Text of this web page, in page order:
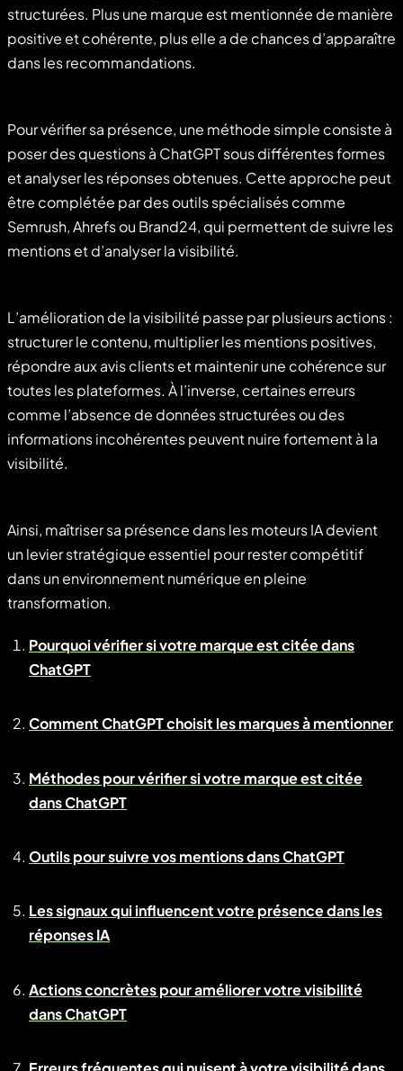
structurées. Plus une marque est mentionnée de manière
positive et cohérente, plus elle a de chances d’apparaître
dans les recommandations.
Pour vérifier sa présence, une méthode simple consiste à
poser des questions à ChatGPT sous différentes formes
et analyser les réponses obtenues. Cette approche peut
être complétée par des outils spécialisés comme
Semrush, Ahrefs ou Brand24, qui permettent de suivre les
mentions et d’analyser la visibilité.
L’amélioration de la visibilité passe par plusieurs actions :
structurer le contenu, multiplier les mentions positives,
répondre aux avis clients et maintenir une cohérence sur
toutes les plateformes. À l’inverse, certaines erreurs
comme l’absence de données structurées ou des
informations incohérentes peuvent nuire fortement à la
visibilité.
Ainsi, maîtriser sa présence dans les moteurs IA devient
un levier stratégique essentiel pour rester compétitif
dans un environnement numérique en pleine
transformation.
Pourquoi vérifier si votre marque est citée dans
ChatGPT
Comment ChatGPT choisit les marques à mentionner
Méthodes pour vérifier si votre marque est citée
dans ChatGPT
Outils pour suivre vos mentions dans ChatGPT
Les signaux qui influencent votre présence dans les
réponses IA
Actions concrètes pour améliorer votre visibilité
dans ChatGPT